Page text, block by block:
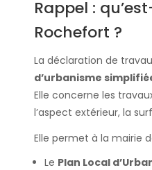
Rappel :
Rochefort ?
La déclaration de
d’urbanisme
Elle concerne les
l’aspect extérieur, la
Elle permet à la mairie
Le Plan Local